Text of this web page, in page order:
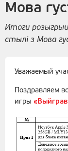
Мова
Итоги
стылі з Мова
Уважаемый
Поздравляем
игры